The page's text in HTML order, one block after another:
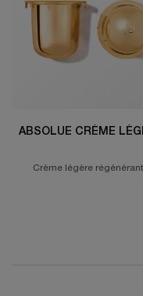
ABSOLUE CRÈME
Crème légère